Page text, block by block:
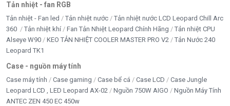
Tản nhiệt - fan RGB
Tản nhiệt - Fan led Tản nhiệt nước
Tản nhiệt nước LCD Leopard Chill Arc
360
Tản nhiệt khí Fan Tản Nhiệt Leopard Chính Hãng
Tản nhiệt CPU
Alseye W90
KEO TẢN NHIỆT COOLER MASTER PRO V2
Tản Nước 240
Leopard TK1
Case - nguồn máy tính
Case máy tính Case gaming Case bể cá Case LCD
Case Jungle
Leopard LCD , LED Leopard AX-02
Nguồn 750W AIGO
Nguồn Máy Tính
ANTEC ZEN 450 EC 450w